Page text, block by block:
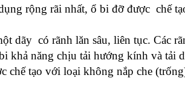
rộng rãi nhất, ổ bi đỡ được chế
dãy có rãnh lăn sâu, liên tục. Các
khả năng chịu tải hướng kính và tải
chế tạo với loại không nắp che